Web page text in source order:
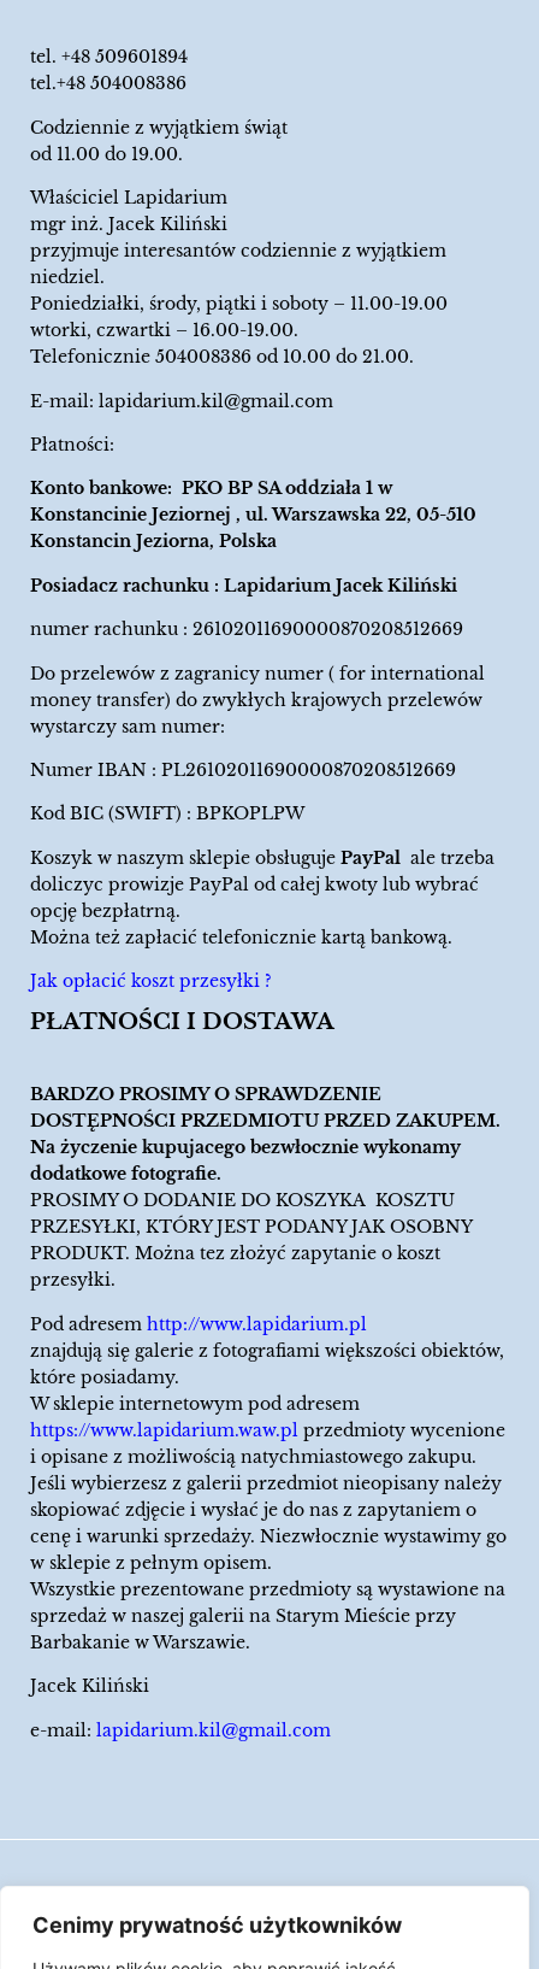
Cenimy prywatność użytkowników
tel. +48 509601894
tel.+48 504008386
Codziennie z wyjątkiem świąt
od 11.00 do 19.00.
Właściciel Lapidarium
mgr inż. Jacek Kiliński
przyjmuje interesantów codziennie z wyjątkiem
niedziel.
Poniedziałki, środy, piątki i soboty – 11.00-19.00
wtorki, czwartki – 16.00-19.00.
Telefonicznie 504008386 od 10.00 do 21.00.
E-mail: lapidarium.kil@gmail.com
Płatności:
Konto bankowe: PKO BP SA oddziała 1 w
Konstancinie Jeziornej , ul. Warszawska 22, 05-510
Konstancin Jeziorna, Polska
Posiadacz rachunku : Lapidarium Jacek Kiliński
numer rachunku : 26102011690000870208512669
Do przelewów z zagranicy numer ( for international
money transfer) do zwykłych krajowych przelewów
wystarczy sam numer:
Numer IBAN : PL26102011690000870208512669
Kod BIC (SWIFT) : BPKOPLPW
Koszyk w naszym sklepie obsługuje PayPal ale trzeba
doliczyc prowizje PayPal od całej kwoty lub wybrać
opcję bezpłatrną.
Można też zapłacić telefonicznie kartą bankową.
Jak opłacić koszt przesyłki ?
PŁATNOŚCI I DOSTAWA
BARDZO PROSIMY O SPRAWDZENIE
DOSTĘPNOŚCI PRZEDMIOTU PRZED ZAKUPEM.
Na życzenie kupujacego bezwłocznie wykonamy
dodatkowe fotografie.
PROSIMY O DODANIE DO KOSZYKA KOSZTU
PRZESYŁKI, KTÓRY JEST PODANY JAK OSOBNY
PRODUKT. Można tez złożyć zapytanie o koszt
przesyłki.
Pod adresem http://www.lapidarium.pl
znajdują się galerie z fotografiami większości obiektów,
które posiadamy.
W sklepie internetowym pod adresem
https://www.lapidarium.waw.pl przedmioty wycenione
i opisane z możliwością natychmiastowego zakupu.
Jeśli wybierzesz z galerii przedmiot nieopisany należy
skopiować zdjęcie i wysłać je do nas z zapytaniem o
cenę i warunki sprzedaży. Niezwłocznie wystawimy go
w sklepie z pełnym opisem.
Wszystkie prezentowane przedmioty są wystawione na
sprzedaż w naszej galerii na Starym Mieście przy
Barbakanie w Warszawie.
Jacek Kiliński
e-mail: lapidarium.kil@gmail.com
Polityka Cookies